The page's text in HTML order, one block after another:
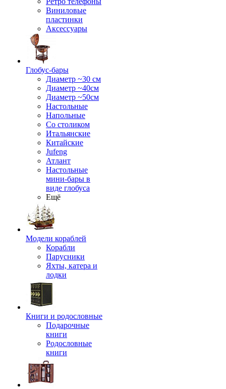
Виниловые
пластинки
Аксессуары
Глобус-бары
Диаметр ~30 см
Диаметр ~40см
Диаметр ~50см
Настольные
Напольные
Со столиком
Итальянские
Китайские
Jufeng
Атлант
Настольные
мини-бары в
виде глобуса
Ещё
Модели кораблей
Корабли
Парусники
Яхты, катера и
лодки
Книги и родословные
Подарочные
книги
Родословные
книги